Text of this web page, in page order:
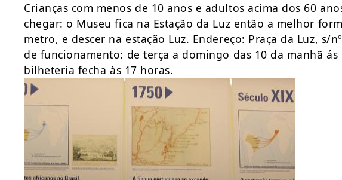
Crianças com menos de 10 anos e adultos acima dos 60
chegar: o Museu fica na Estação da Luz então a melhor
metro, e descer na estação Luz. Endereço: Praça da Luz, s/
de funcionamento: de terça a domingo das 10 da manhã
bilheteria fecha às 17 horas.